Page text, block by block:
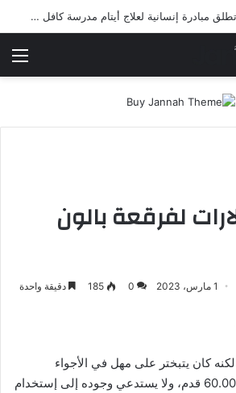
شرطة ميسان تلقي القبض على مطلقي العيارات النارية أثناء تشييع جنائزي في العمارة
لفرقعة بالون
1 مارس، 2023 0
185 دقيقة واحدة
لكنه كان يتبختر على مهل في الأجواء
الأمريكية على ارتفاع 60.000 قدم، ولا يستدعي وجوده إلى إستخدام